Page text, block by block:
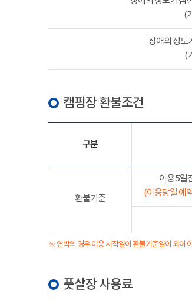
(
장애의 정도
(
캠핑장 환불조건
구분
환불기준
이용 5일
(이용당일 예
※ 연박의 경우 이용 시작일이 환불기준일이 되어
풋살장 사용료